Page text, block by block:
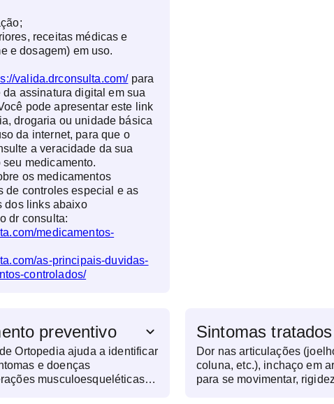
receitas médicas e
e dosagem) em uso.
valida.drconsulta.com/para
assinatura digital em sua
pode apresentar este link
drogaria ou unidade básica
da internet, para que o
a veracidade da sua
medicamento.
os medicamentos
de controles especial e as
dos links abaixo
dr consulta:
medicamentos-
as-principais-duvidas-
controlados/
preventivo
Ortopedia ajuda a identificar
e doenças
musculoesqueléticas
Sintomas tratados
Dor nas articulações
coluna, etc.), inchaço em
para se movimentar,